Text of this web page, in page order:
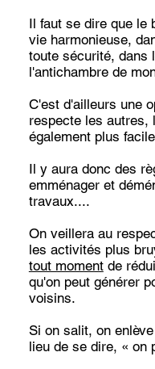
Il faut se dire que le
vie harmonieuse,
toute sécurité, dans
l'antichambre de
C'est d'ailleurs une
respecte les autres,
également plus
Il y aura donc des
emménager et
travaux....
On veillera au
les activités plus
tout momentde
qu'on peut générer
voisins.
Si on salit, on
lieu de se dire, « on